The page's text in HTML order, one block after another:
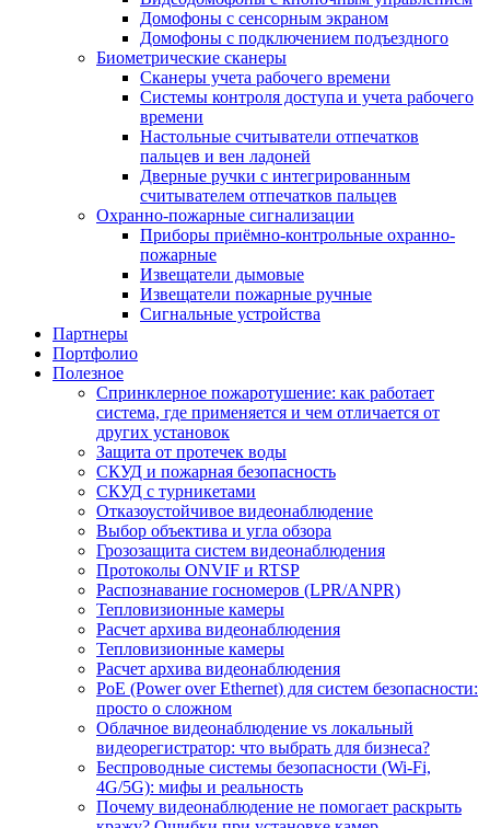
Домофоны с сенсорным экраном
Домофоны с подключением подъездного
Биометрические сканеры
Сканеры учета рабочего времени
Системы контроля доступа и учета рабочего
времени
Настольные считыватели отпечатков
пальцев и вен ладоней
Дверные ручки с интегрированным
считывателем отпечатков пальцев
Охранно-пожарные сигнализации
Приборы приёмно-контрольные охранно-
пожарные
Извещатели дымовые
Извещатели пожарные ручные
Сигнальные устройства
Партнеры
Портфолио
Полезное
Спринклерное пожаротушение: как работает
система, где применяется и чем отличается от
других установок
Защита от протечек воды
СКУД и пожарная безопасность
СКУД с турникетами
Отказоустойчивое видеонаблюдение
Выбор объектива и угла обзора
Грозозащита систем видеонаблюдения
Протоколы ONVIF и RTSP
Распознавание госномеров (LPR/ANPR)
Тепловизионные камеры
Расчет архива видеонаблюдения
Тепловизионные камеры
Расчет архива видеонаблюдения
PoE (Power over Ethernet) для систем безопасности:
просто о сложном
Облачное видеонаблюдение vs локальный
видеорегистратор: что выбрать для бизнеса?
Беспроводные системы безопасности (Wi-Fi,
4G/5G): мифы и реальность
Почему видеонаблюдение не помогает раскрыть